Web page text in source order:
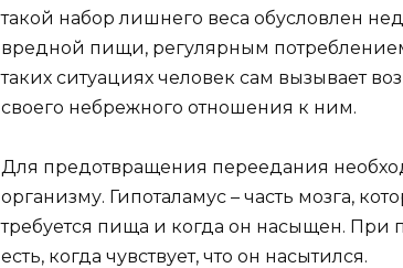
такой набор лишнего веса обусловлен
вредной пищи, регулярным
таких ситуациях человек сам вызывает
своего небрежного отношения к ним.
Для предотвращения переедания
организму. Гипоталамус – часть мозга,
требуется пища и когда он насыщен.
есть, когда чувствует, что он насытился.